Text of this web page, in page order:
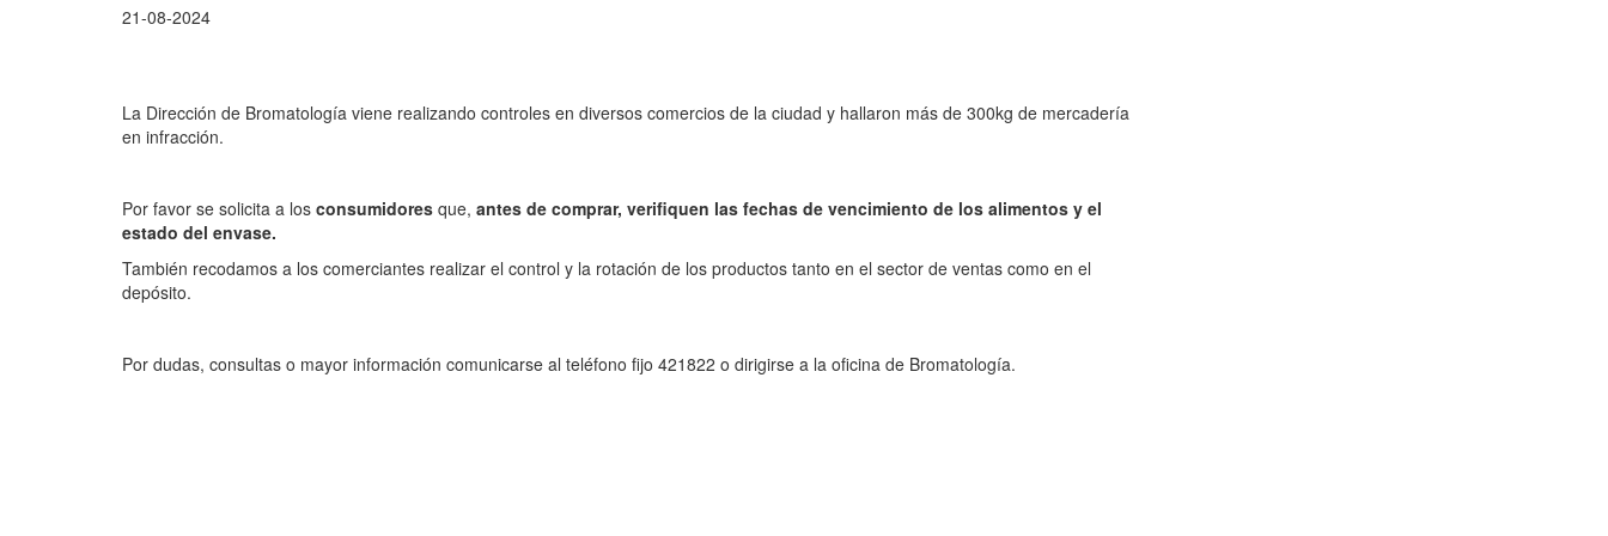
21-08-2024
La Dirección de Bromatología viene realizando controles en diversos comercios de la ciudad y hallaron más de 300kg de mercadería
en infracción.
Por favor se solicita a los consumidores que, antes de comprar, verifiquen las fechas de vencimiento de los alimentos y el
estado del envase.
También recodamos a los comerciantes realizar el control y la rotación de los productos tanto en el sector de ventas como en el
depósito.
Por dudas, consultas o mayor información comunicarse al teléfono fijo 421822 o dirigirse a la oficina de Bromatología.